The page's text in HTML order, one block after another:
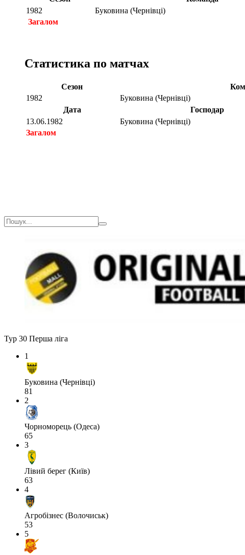
1982
Буковина (Чернівці)
Загалом
Статистика по матчах
Сезон
1982
Буковина (Чернівці)
Дата
Господар
13.06.1982
Буковина (Чернівці)
Загалом
Тур 30 Перша ліга
1
Буковина (Чернівці)
81
2
Чорноморець (Одеса)
65
3
Лівий берег (Київ)
63
4
Агробізнес (Волочиськ)
53
5